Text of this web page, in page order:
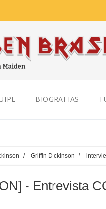
BIOGRAFIAS
/ Griffin Dickinson /
- Entrevista